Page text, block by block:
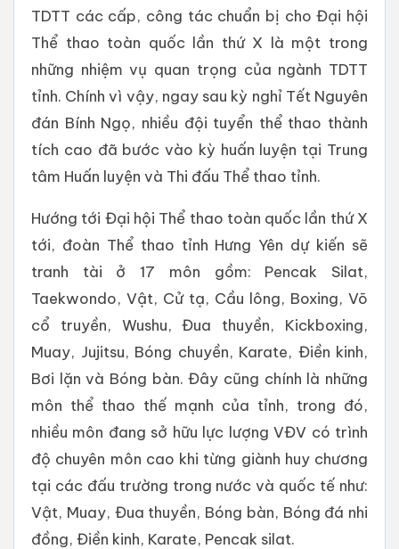
TDTT các cấp, công tác chuẩn bị cho Đại hội
Thể thao toàn quốc lần thứ X là một trong
những nhiệm vụ quan trọng của ngành TDTT
tỉnh. Chính vì vậy, ngay sau kỳ nghỉ Tết Nguyên
đán Bính Ngọ, nhiều đội tuyển thể thao thành
tích cao đã bước vào kỳ huấn luyện tại Trung
tâm Huấn luyện và Thi đấu Thể thao tỉnh.
Hướng tới Đại hội Thể thao toàn quốc lần thứ X
tới, đoàn Thể thao tỉnh Hưng Yên dự kiến sẽ
tranh tài ở 17 môn gồm: Pencak Silat,
Taekwondo, Vật, Cử tạ, Cầu lông, Boxing, Võ
cổ truyền, Wushu, Đua thuyền, Kickboxing,
Muay, Jujitsu, Bóng chuyền, Karate, Điền kinh,
Bơi lặn và Bóng bàn. Đây cũng chính là những
môn thể thao thế mạnh của tỉnh, trong đó,
nhiều môn đang sở hữu lực lượng VĐV có trình
độ chuyên môn cao khi từng giành huy chương
tại các đấu trường trong nước và quốc tế như:
Vật, Muay, Đua thuyền, Bóng bàn, Bóng đá nhi
đồng, Điền kinh, Karate, Pencak silat.